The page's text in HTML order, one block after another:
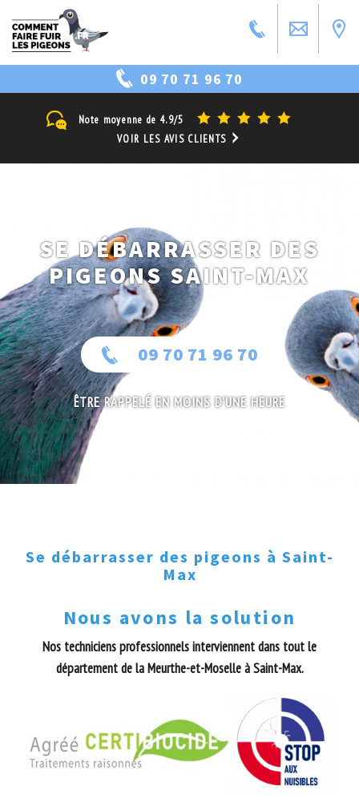
09 70 71 96 70
Note moyenne de 4.9/5
VOIR LES AVIS CLIENTS
SE DÉBARRASSER DES
PIGEONS SAINT-MAX
09 70 71 96 70
ÊTRE RAPPELÉ EN MOINS D'UNE HEURE
Se débarrasser des pigeons à Saint-
Max
Nous avons la solution
Nos techniciens professionnels interviennent dans tout le
département de la Meurthe-et-Moselle à Saint-Max.